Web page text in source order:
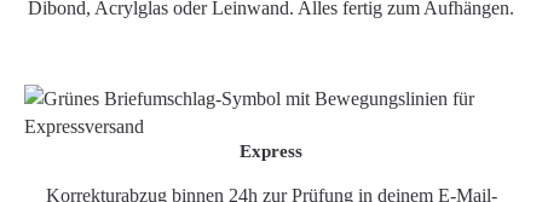
Dibond, Acrylglas oder Leinwand. Alles fertig zum Aufhängen.
Express
Korrekturabzug binnen 24h zur Prüfung in deinem E-Mail-